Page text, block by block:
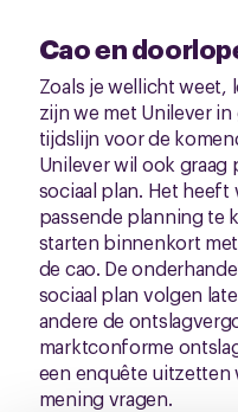
Cao en
Zoals je wellicht weet,
zijn we met Unilever
tijdslijn voor de
Unilever wil ook
sociaal plan. Het
passende planning te
starten binnenkort
de cao. De
sociaal plan volgen
andere de
marktconforme
een enquête uitzetten
mening vragen.